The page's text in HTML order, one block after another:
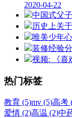
2020-04-22
中国式父
历史上关
唯美少年心
装修经验
视频: 《喜
热门标签
教育 (5)mv (5)高考
爱情 (2)高温 (2)中